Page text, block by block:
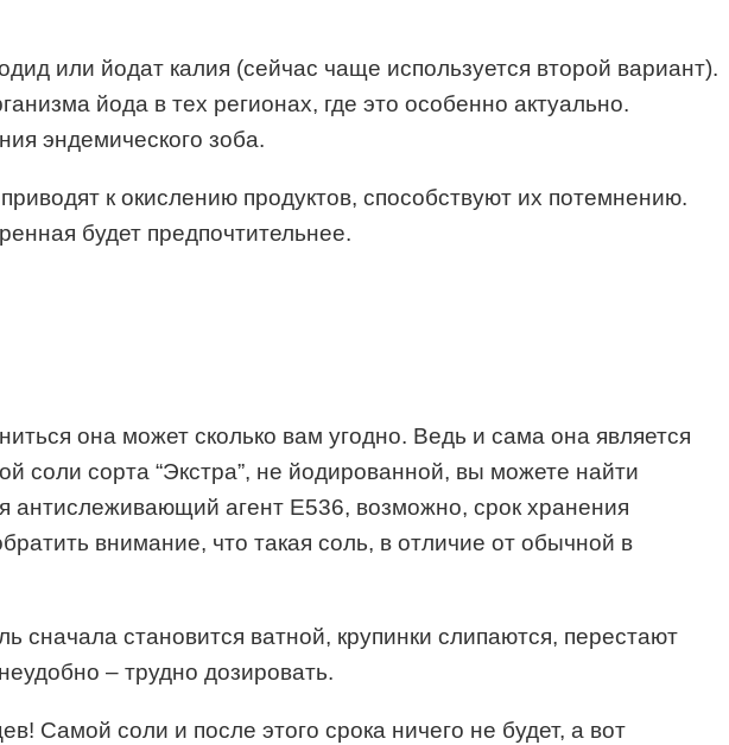
или йодат калия (сейчас чаще используется второй вариант).
йода в тех регионах, где это особенно актуально.
эндемического зоба.
к окислению продуктов, способствуют их потемнению.
будет предпочтительнее.
она может сколько вам угодно. Ведь и сама она является
соли сорта “Экстра”, не йодированной, вы можете найти
антислеживающий агент Е536, возможно, срок хранения
внимание, что такая соль, в отличие от обычной в
становится ватной, крупинки слипаются, перестают
– трудно дозировать.
Самой соли и после этого срока ничего не будет, а вот